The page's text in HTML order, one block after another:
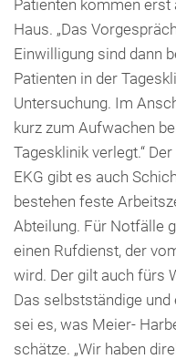
Patienten kommen erst
Haus. „Das
Einwilligung sind dann
Patienten in der
Untersuchung. Im
kurz zum Aufwachen
Tagesklinik verlegt.“
EKG gibt es auch
bestehen feste
Abteilung. Für Notfälle
einen Rufdienst, der
wird. Der gilt auch fürs
Das selbstständige
sei es, was Meier-
schätze. „Wir haben